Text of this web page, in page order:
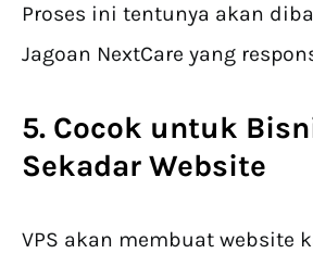
Proses ini tentunya akan
Jagoan NextCare yang
5. Cocok untuk
Sekadar Website
VPS akan membuat website